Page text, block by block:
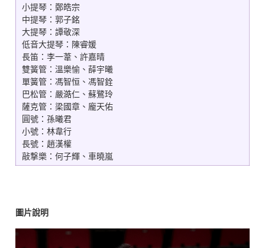
小提琴：鄭皓宗
中提琴：郭子銘
大提琴：譚敬深
低音大提琴：陳睿媛
長笛：李一葦、許嘉晴
雙簧管：溫樂愉、薛宇曦
單簧管：馮智恒、馮智銓
巴松管：嚴澔仁、蘇鷺玲
薩克管：梁國章、龐天佑
圓號：孫曦君
小號：林韋行
長號：趙漢權
敲撃樂：何子輝、車曉嵐
圖片說明